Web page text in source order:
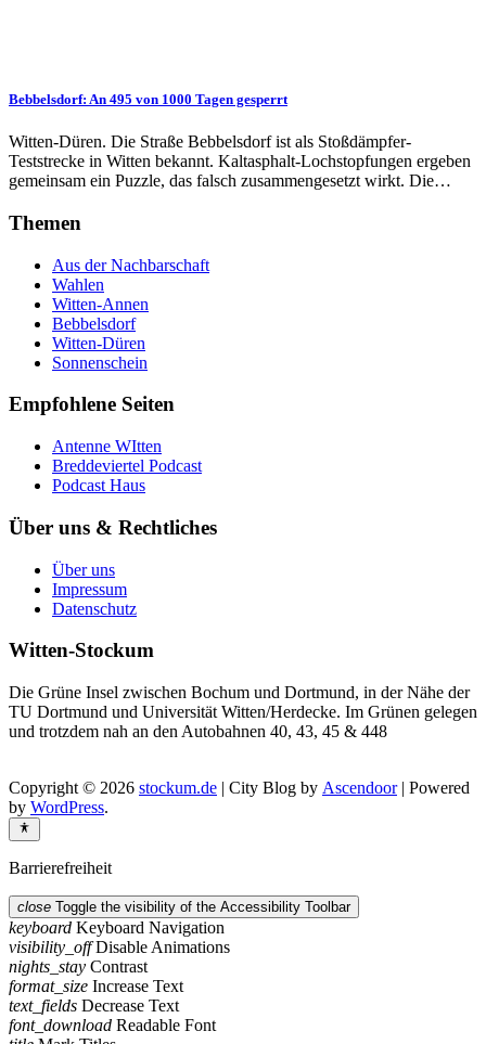
Bebbelsdorf: An 495 von 1000 Tagen gesperrt
Witten-Düren. Die Straße Bebbelsdorf ist als Stoßdämpfer-
Teststrecke in Witten bekannt. Kaltasphalt-Lochstopfungen ergeben
gemeinsam ein Puzzle, das falsch zusammengesetzt wirkt. Die…
Themen
Aus der Nachbarschaft
Wahlen
Witten-Annen
Bebbelsdorf
Witten-Düren
Sonnenschein
Empfohlene Seiten
Antenne WItten
Breddeviertel Podcast
Podcast Haus
Über uns & Rechtliches
Über uns
Impressum
Datenschutz
Witten-Stockum
Die Grüne Insel zwischen Bochum und Dortmund, in der Nähe der
TU Dortmund und Universität Witten/Herdecke. Im Grünen gelegen
und trotzdem nah an den Autobahnen 40, 43, 45 & 448
Copyright © 2026 stockum.de | City Blog by Ascendoor| Powered
by WordPress.
Barrierefreiheit
close Toggle the visibility of the Accessibility Toolbar
keyboard Keyboard Navigation
visibility_off Disable Animations
nights_stay Contrast
format_size Increase Text
text_fields Decrease Text
font_download Readable Font